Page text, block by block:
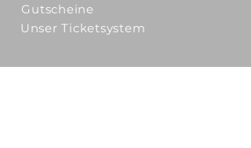
Gutscheine
Unser Ticketsystem